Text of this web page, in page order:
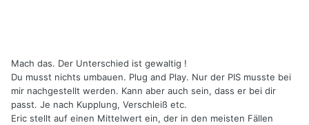
Mach das. Der Unterschied ist gewaltig !
Du musst nichts umbauen. Plug and Play. Nur der PIS musste bei
mir nachgestellt werden. Kann aber auch sein, dass er bei dir
passt. Je nach Kupplung, Verschleiß etc.
Eric stellt auf einen Mittelwert ein, der in den meisten Fällen